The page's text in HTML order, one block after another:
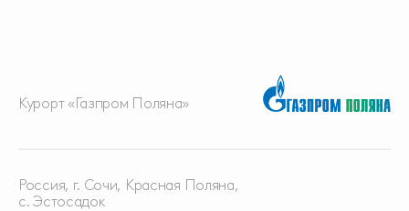
Курорт «Газпром Поляна»
Россия, г. Сочи, Красная Поляна,
с. Эстосадок